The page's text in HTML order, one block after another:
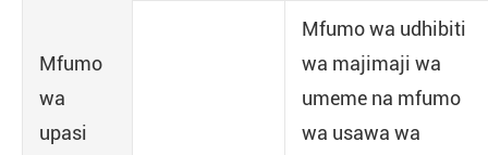
Mfumo
wa
upasi
Mfumo wa udhibiti
wa majimaji wa
umeme na mfumo
wa usawa wa